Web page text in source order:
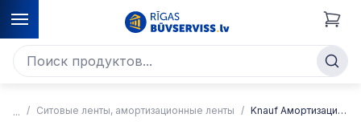
Ситовые ленты, амортизационные ленты Knauf Амортизационная лента, самоклеящаяся